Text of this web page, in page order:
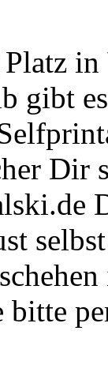
in
gibt
Dir
bitte